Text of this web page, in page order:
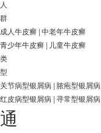
人
群
成人牛皮癣 中老年牛皮癣
青少年牛皮癣
儿童牛皮癣
类
型
关节病型银屑病
脓疱型银屑病
红皮病型银屑病 寻常型银屑病
通